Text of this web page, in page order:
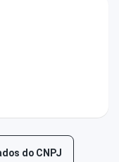
do CNPJ